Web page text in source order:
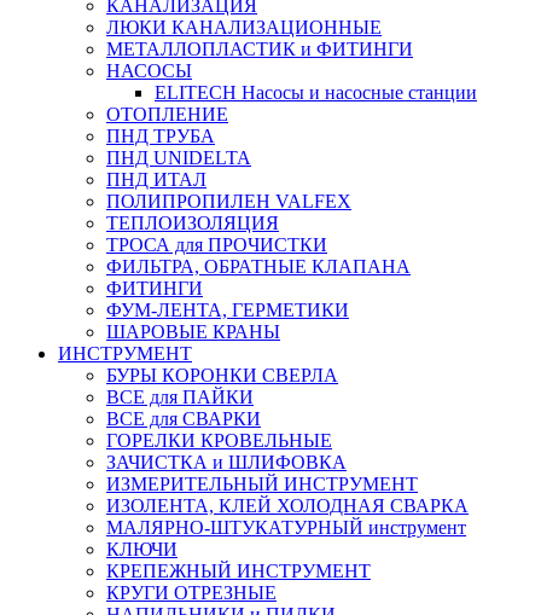
КАНАЛИЗАЦИЯ
ЛЮКИ КАНАЛИЗАЦИОННЫЕ
МЕТАЛЛОПЛАСТИК и ФИТИНГИ
НАСОСЫ
ELITECH Насосы и насосные станции
ОТОПЛЕНИЕ
ПНД ТРУБА
ПНД UNIDELTA
ПНД ИТАЛ
ПОЛИПРОПИЛЕН VALFEX
ТЕПЛОИЗОЛЯЦИЯ
ТРОСА для ПРОЧИСТКИ
ФИЛЬТРА, ОБРАТНЫЕ КЛАПАНА
ФИТИНГИ
ФУМ-ЛЕНТА, ГЕРМЕТИКИ
ШАРОВЫЕ КРАНЫ
ИНСТРУМЕНТ
БУРЫ КОРОНКИ СВЕРЛА
ВСЕ для ПАЙКИ
ВСЕ для СВАРКИ
ГОРЕЛКИ КРОВЕЛЬНЫЕ
ЗАЧИСТКА и ШЛИФОВКА
ИЗМЕРИТЕЛЬНЫЙ ИНСТРУМЕНТ
ИЗОЛЕНТА, КЛЕЙ ХОЛОДНАЯ СВАРКА
МАЛЯРНО-ШТУКАТУРНЫЙ инструмент
КЛЮЧИ
КРЕПЕЖНЫЙ ИНСТРУМЕНТ
КРУГИ ОТРЕЗНЫЕ